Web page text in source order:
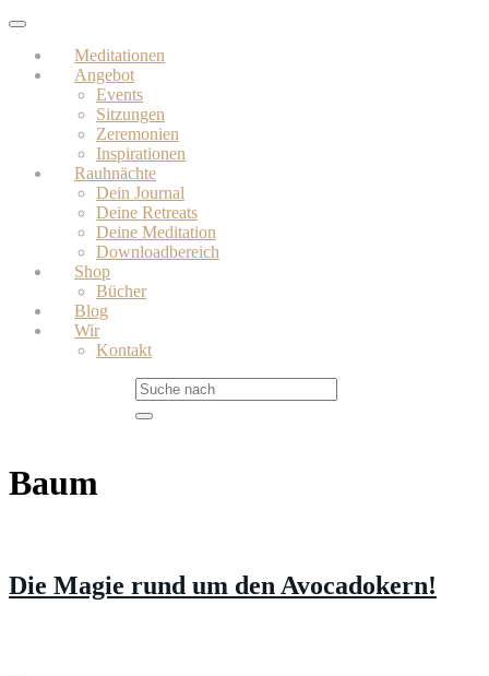
Skip
main
content
Toggle
navigationMeditationen
Angebot
Events
Sitzungen
Zeremonien
Inspirationen
Rauhnächte
Dein Journal
Deine Retreats
Deine Meditation
Downloadbereich
Shop
Bücher
Blog
Wir
Kontakt
Baum
Die Magie rund um den Avocadokern!